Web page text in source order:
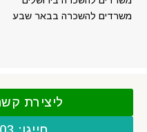
משרדים להשכרה בבאר שבע
ליצירת